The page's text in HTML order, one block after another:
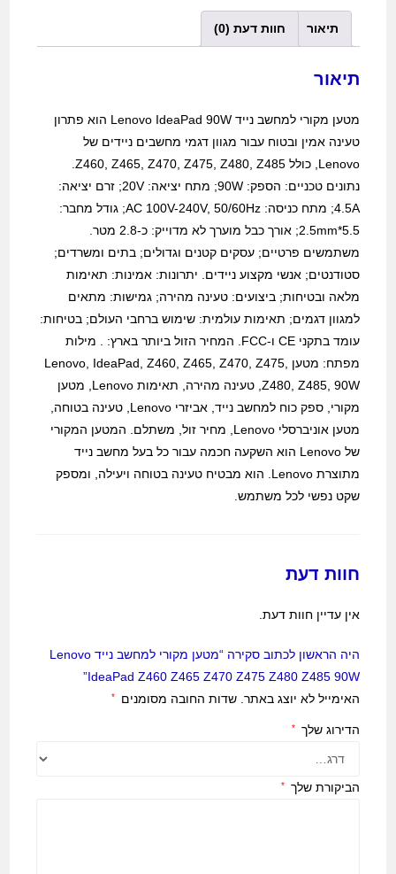
תיאור חוות דעת (0)
תיאור
מטען מקורי למחשב נייד Lenovo IdeaPad 90W הוא פתרון
טעינה אמין ובטוח עבור מגוון דגמי מחשבים ניידים של
Lenovo, כולל Z460, Z465, Z470, Z475, Z480, Z485.
נתונים טכניים: הספק: 90W; מתח יציאה: 20V; זרם יציאה:
4.5A; מתח כניסה: AC 100V-240V, 50/60Hz; גודל מחבר:
5.5*2.5mm; אורך כבל מוערך לא מדוייק: כ-2.8 מטר.
משתמשים פרטיים; עסקים קטנים וגדולים; בתים ומשרדים;
סטודנטים; אנשי מקצוע ניידים. יתרונות: אמינות: תאימות
מלאה ובטיחות; ביצועים: טעינה מהירה; גמישות: מתאים
למגוון דגמים; תאימות עולמית: שימוש ברחבי העולם; בטיחות:
עומד בתקני CE ו-FCC. המחיר הזול ביותר בארץ: . מילות
מפתח: מטען Lenovo, IdeaPad, Z460, Z465, Z470, Z475,
Z480, Z485, 90W, טעינה מהירה, תאימות Lenovo, מטען
מקורי, ספק כוח למחשב נייד, אביזרי Lenovo, טעינה בטוחה,
מטען אוניברסלי Lenovo, מחיר זול, משתלם. המטען המקורי
של Lenovo הוא השקעה חכמה עבור כל בעל מחשב נייד
מתוצרת Lenovo. הוא מבטיח טעינה בטוחה ויעילה, ומספק
שקט נפשי לכל משתמש.
חוות דעת
אין עדיין חוות דעת.
היה הראשון לכתוב סקירה “מטען מקורי למחשב נייד Lenovo
IdeaPad Z460 Z465 Z470 Z475 Z480 Z485 90W”
האימייל לא יוצג באתר. שדות החובה מסומנים *
הדירוג שלך *
הביקורת שלך *